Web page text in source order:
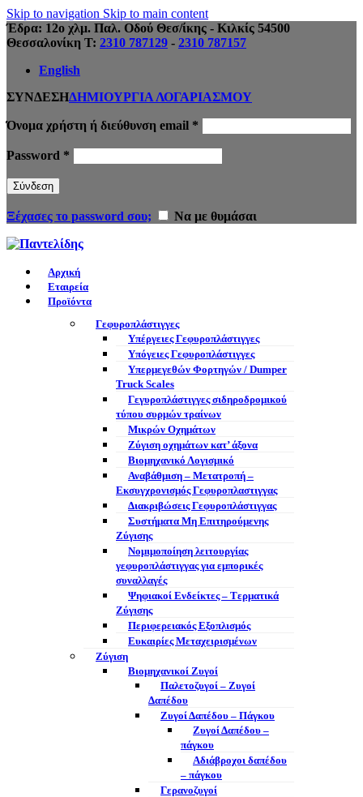
Skip to navigation Skip to main content
Έδρα: 12ο χλμ. Παλ. Οδού Θεσ/ίκης - Κιλκίς 54500
Θεσσαλονίκη Τ: 2310 787129 - 2310 787157
English
ΣΥΝΔΕΣΗΔΗΜΙΟΥΡΓΙΑ ΛΟΓΑΡΙΑΣΜΟΥ
Όνομα χρήστη ή διεύθυνση email *
Password *
Σύνδεση
Ξέχασες το password σου; Να με θυμάσαι
Αρχική
Εταιρεία
Προϊόντα
Γεφυροπλάστιγγες
Υπέργειες Γεφυροπλάστιγγες
Υπόγειες Γεφυροπλάστιγγες
Υπερμεγεθών Φορτηγών / Dumper
Truck Scales
Γεγυροπλάστιγγες σιδηροδρομικού
τύπου συρμών τραίνων
Μικρών Οχημάτων
Ζύγιση οχημάτων κατ’ άξονα
Βιομηχανικό Λογισμικό
Αναβάθμιση – Μετατροπή –
Εκσυγχρονισμός Γεφυροπλαστιγγας
Διακριβώσεις Γεφυροπλάστιγγας
Συστήματα Μη Επιτηρούμενης
Ζύγισης
Νομιμοποίηση λειτουργίας
γεφυροπλάστιγγας για εμπορικές
συναλλαγές
Ψηφιακοί Ενδείκτες – Tερματικά
Ζύγισης
Περιφερειακός Εξοπλισμός
Ευκαιρίες Μεταχειρισμένων
Ζύγιση
Βιομηχανικοί Ζυγοί
Παλετοζυγοί – Ζυγοί
Δαπέδου
Ζυγοί Δαπέδου – Πάγκου
Ζυγοί Δαπέδου –
πάγκου
Αδιάβροχοι δαπέδου
– πάγκου
Γερανοζυγοί